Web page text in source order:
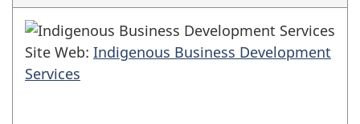
Site Web: Indigenous Business Development
Services